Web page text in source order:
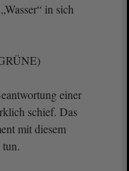
in sich
einer
schief. Das
mit diesem